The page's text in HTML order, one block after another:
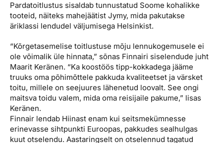
Pardatoitlustus sisaldab tunnustatud Soome kohalikke
tooteid, näiteks mahejäätist Jymy, mida pakutakse
äriklassi lendudel väljumisega Helsinkist.
“Kõrgetasemelise toitlustuse mõju lennukogemusele ei
ole võimalik üle hinnata,” sõnas Finnairi siselendude juht
Maarit Keränen. “Ka koostöös tipp-kokkadega jääme
truuks oma põhimõttele pakkuda kvaliteetset ja värsket
toitu, millele on seejuures lähenetud loovalt. See ongi
maitsva toidu valem, mida oma reisijaile pakume,” lisas
Keränen.
Finnair lendab Hiinast enam kui seitsmekümnesse
erinevasse sihtpunkti Euroopas, pakkudes sealhulgas
kuut otselendu. Aastaringselt on otselennud tagatud